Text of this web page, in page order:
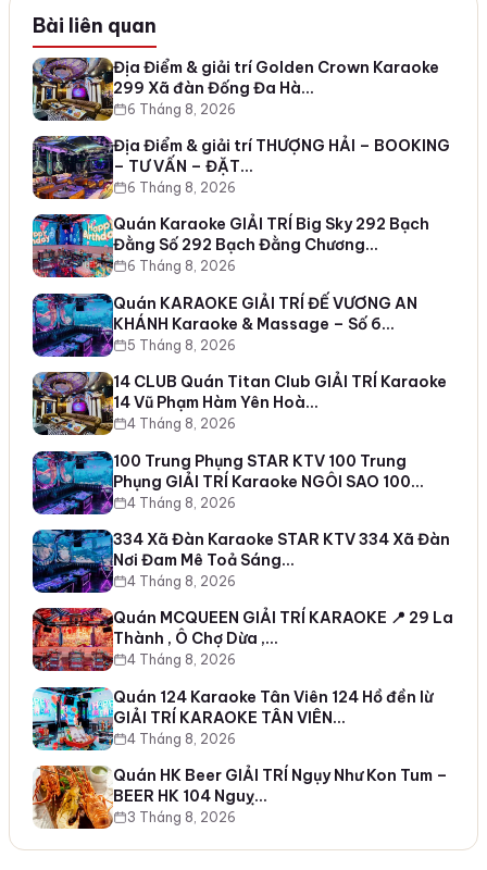
Bài liên quan
Địa Điểm & giải trí Golden Crown Karaoke
299 Xã đàn Đống Đa Hà…
6 Tháng 8, 2026
Địa Điểm & giải trí THƯỢNG HẢI – BOOKING
– TƯ VẤN – ĐẶT…
6 Tháng 8, 2026
Quán Karaoke GIẢI TRÍ Big Sky 292 Bạch
Đằng Số 292 Bạch Đằng Chương…
6 Tháng 8, 2026
Quán KARAOKE GIẢI TRÍ ĐẾ VƯƠNG AN
KHÁNH Karaoke & Massage – Số 6…
5 Tháng 8, 2026
14 CLUB Quán Titan Club GIẢI TRÍ Karaoke
14 Vũ Phạm Hàm Yên Hoà…
4 Tháng 8, 2026
100 Trung Phụng STAR KTV 100 Trung
Phụng GIẢI TRÍ Karaoke NGÔI SAO 100…
4 Tháng 8, 2026
334 Xã Đàn Karaoke STAR KTV 334 Xã Đàn
Nơi Đam Mê Toả Sáng…
4 Tháng 8, 2026
Quán MCQUEEN GIẢI TRÍ KARAOKE 📍 29 La
Thành , Ô Chợ Dừa ,…
4 Tháng 8, 2026
Quán 124 Karaoke Tân Viên 124 Hồ đền lừ
GIẢI TRÍ KARAOKE TÂN VIÊN…
4 Tháng 8, 2026
Quán HK Beer GIẢI TRÍ Ngụy Như Kon Tum –
BEER HK 104 Nguỵ…
3 Tháng 8, 2026